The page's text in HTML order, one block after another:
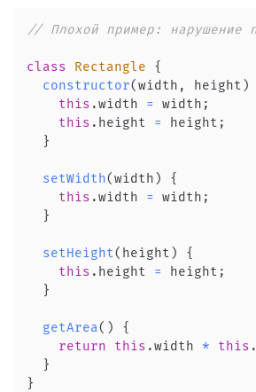
// Плохой пример: нарушение
class Rectangle
{
constructor(width , height )
this .width = width ;
this . height = height ;
}
setWidth(width )
{
this .width = width ;
}
setHeight( height )
{
this . height = height ;
}
getArea( )
{
return
this .width * this .
}
}